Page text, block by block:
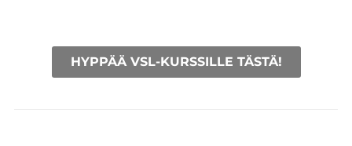
HYPPÄÄ VSL-KURSSILLE TÄSTÄ!